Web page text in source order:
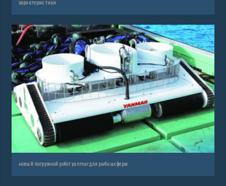
характеристики
новый погружной робот yanmar для рыбных ферм